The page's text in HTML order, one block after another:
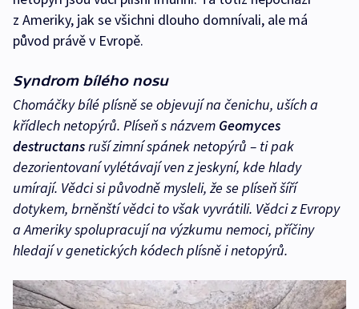
z Ameriky, jak se všichni dlouho domnívali, ale má
původ právě v Evropě.
Syndrom bílého nosu
Chomáčky bílé plísně se objevují na čenichu, uších a
křídlech netopýrů. Plíseň s názvem Geomyces
destructansruší zimní spánek netopýrů – ti pak
dezorientovaní vylétávají ven z jeskyní, kde hlady
umírají. Vědci si původně mysleli, že se plíseň šíří
dotykem, brněnští vědci to však vyvrátili. Vědci z Evropy
a Ameriky spolupracují na výzkumu nemoci, příčiny
hledají v genetických kódech plísně i netopýrů.